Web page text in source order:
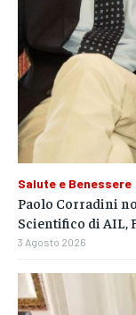
Salute e Benessere
Paolo Corradini
Scientifico di AIL,
3 Agosto 2026